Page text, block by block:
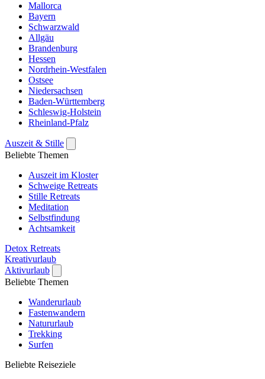
Mallorca
Bayern
Schwarzwald
Allgäu
Brandenburg
Hessen
Nordrhein-Westfalen
Ostsee
Niedersachsen
Baden-Württemberg
Schleswig-Holstein
Rheinland-Pfalz
Auszeit & Stille
Beliebte Themen
Auszeit im Kloster
Schweige Retreats
Stille Retreats
Meditation
Selbstfindung
Achtsamkeit
Detox Retreats
Kreativurlaub
Aktivurlaub
Beliebte Themen
Wanderurlaub
Fastenwandern
Natururlaub
Trekking
Surfen
Beliebte Reiseziele